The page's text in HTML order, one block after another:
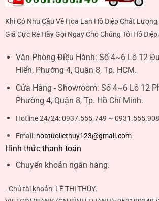
Khi Có Nhu Cầu Về Hoa Lan Hồ Điệp Chất
Giá Cực Rẻ Hãy Gọi Ngay Cho Chúng Tôi Hồ
Văn Phòng Điều Hành: Số 4~6 Lô 12
Hiển, Phường 4, Quận 8, Tp. HCM.
Cửa Hàng - Showroom: Số 4~6 Lô 12
Phường 4, Quận 8, Tp. Hồ Chí Minh.
Hotline 24/24:0937.555.749 ~
Email: hoatuoilethuy123@gmail.com
Hình thức thanh toán
Chuyển khoản ngân hàng.
- Chủ tài khoản: LÊ THỊ THÚY.